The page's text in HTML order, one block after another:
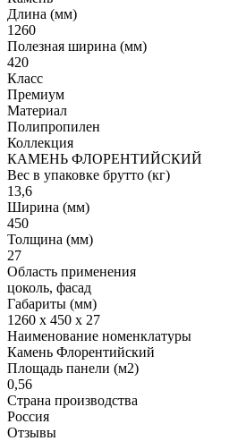
Длина (мм)
1260
Полезная ширина (мм)
420
Класс
Премиум
Материал
Полипропилен
Коллекция
КАМЕНЬ ФЛОРЕНТИЙСКИЙ
Вес в упаковке брутто (кг)
13,6
Ширина (мм)
450
Толщина (мм)
27
Область применения
цоколь, фасад
Габариты (мм)
1260 x 450 x 27
Наименование номенклатуры
Камень Флорентийский
Площадь панели (м2)
0,56
Страна производства
Россия
Отзывы